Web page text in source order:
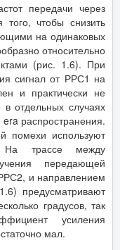
передачи через
чтобы снизить
на одинаковых
относительно
(рис. 1.6). При
сигнал от РРС1 на
и практически не
отдельных случаях
распространения.
помехи используют
На трассе между
передающей
и направлением
предусматривают
градусов, так
усиления
мал.